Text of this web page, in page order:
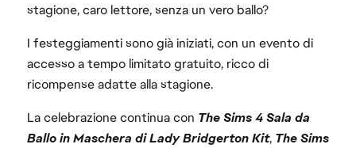
stagione, caro lettore, senza un vero ballo?
I festeggiamenti sono già iniziati, con un evento di
accesso a tempo limitato gratuito, ricco di
ricompense adatte alla stagione.
La celebrazione continua con The Sims 4 Sala da
Ballo in Maschera di Lady Bridgerton Kit, The Sims